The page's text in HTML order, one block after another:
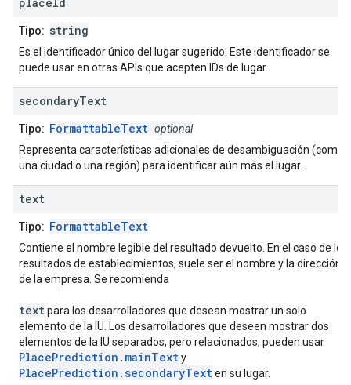
Tipo: string
Es el identificador único del lugar sugerido. Este identificador se
puede usar en otras APIs que acepten IDs de lugar.
secondaryText
Tipo: FormattableText optional
Representa características adicionales de desambiguación (como
una ciudad o una región) para identificar aún más el lugar.
text
Tipo: FormattableText
Contiene el nombre legible del resultado devuelto. En el caso de los
resultados de establecimientos, suele ser el nombre y la dirección
de la empresa. Se recomienda
textpara los desarrolladores que desean mostrar un solo
elemento de la IU. Los desarrolladores que deseen mostrar dos
elementos de la IU separados, pero relacionados, pueden usar
PlacePrediction.mainTexty
PlacePrediction.secondaryTexten su lugar.